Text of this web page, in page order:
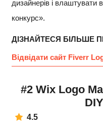
дизайнерів і влаштувати
конкурс».
ДІЗНАЙТЕСЯ БІЛЬШЕ
Відвідати сайт Fiverr
#2 Wix Logo
4.5